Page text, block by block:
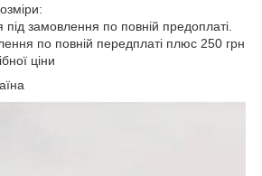
замовлення по повній предоплаті.
по повній передплаті плюс 250 грн
ціни